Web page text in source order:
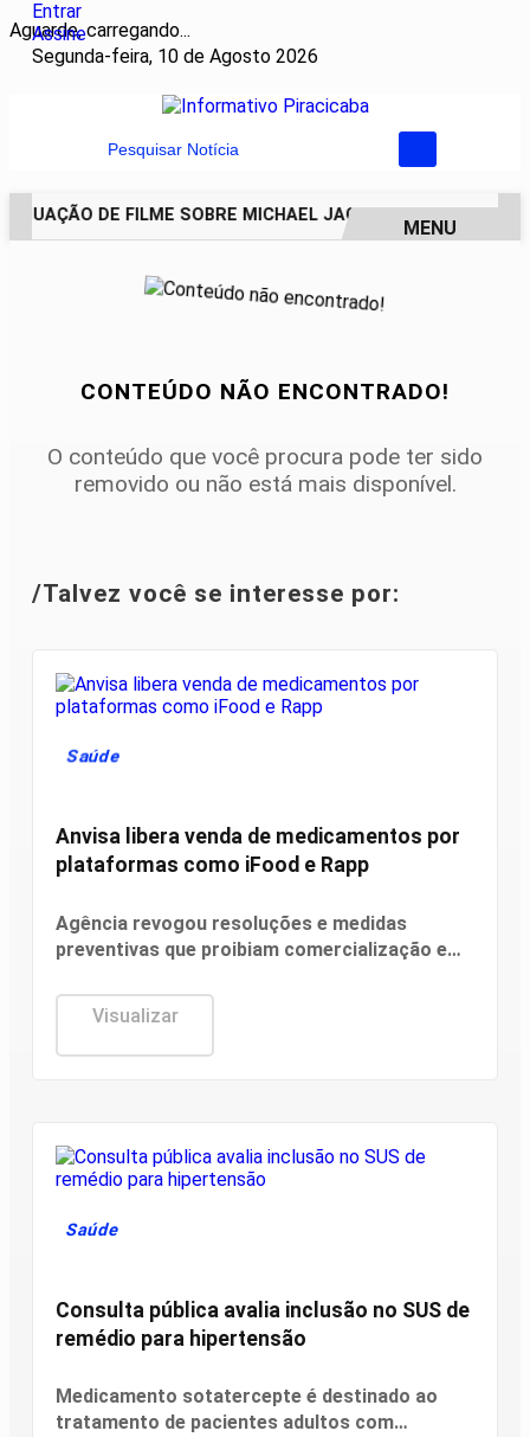
Aguarde, carregando...
Entrar
Assine
Segunda-feira, 10 de Agosto 2026
Pesquisar Notícia
DE FILME SOBRE MICHAEL JACKSON PODE
EM ALTA
MENU
CONTEÚDO NÃO ENCONTRADO!
O conteúdo que você procura pode ter sido
removido ou não está mais disponível.
/Talvez você se interesse por:
Saúde
Anvisa libera venda de medicamentos por
plataformas como iFood e Rapp
Agência revogou resoluções e medidas
preventivas que proibiam comercialização e
Visualizar
Saúde
Consulta pública avalia inclusão no SUS de
remédio para hipertensão
Medicamento sotatercepte é destinado ao
tratamento de pacientes adultos com